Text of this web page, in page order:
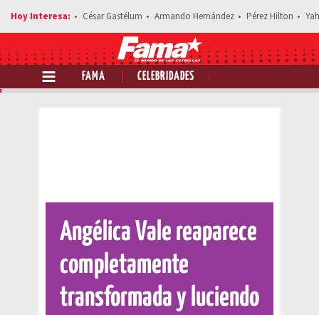
César Gastélum Armando Hernández Pérez Hilton
FAMA CELEBRIDADES
Comparte esta noticia
Angélica Vale reaparece
completamente
transformada y luciendo